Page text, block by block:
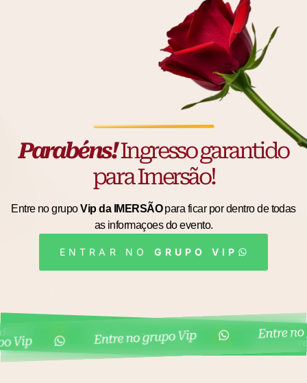
Parabéns!Ingresso garantido
para Imersão!
Entre no grupoVip da IMERSÃOpara ficar pordentro de todas
as informaçoes do evento.
ENTRAR NO GRUPO VIP